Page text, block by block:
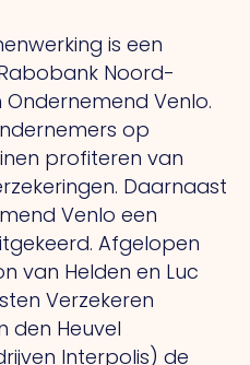
is een
Noord-
Venlo.
op
profiteren van
Daarnaast
Venlo een
Afgelopen
van Helden en Luc
Verzekeren
den Heuvel
Interpolis) de